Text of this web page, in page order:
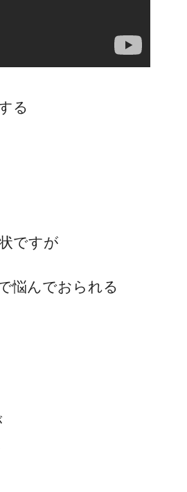
る
ですが
悩んでおられる